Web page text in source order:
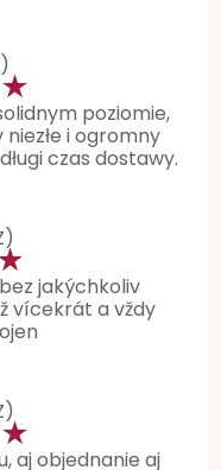
poziomie,
i ogromny
czas dostawy.
jakýchkoliv
vícekrát a vždy
aj objednanie aj